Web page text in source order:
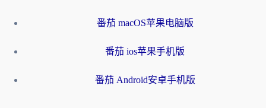
番茄 macOS苹果电脑版
番茄 ios苹果手机版
番茄 Android安卓手机版